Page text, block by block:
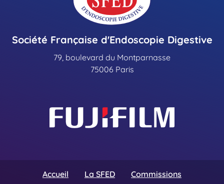
Société Française d'Endoscopie Digestive
79, boulevard du Montparnasse
75006 Paris
Accueil La SFED Commissions